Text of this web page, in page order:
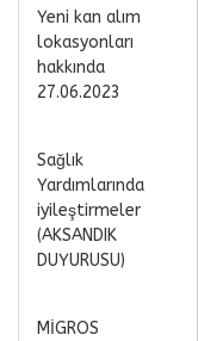
Yeni kan alım
lokasyonları
hakkında
27.06.2023
Sağlık
Yardımlarında
iyileştirmeler
(AKSANDIK
DUYURUSU)
MİGROS